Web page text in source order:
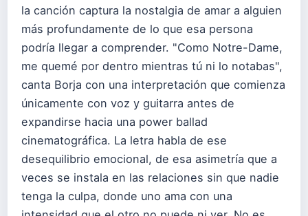
la canción captura la nostalgia de amar a alguien
más profundamente de lo que esa persona
podría llegar a comprender. "Como Notre-Dame,
me quemé por dentro mientras tú ni lo notabas",
canta Borja con una interpretación que comienza
únicamente con voz y guitarra antes de
expandirse hacia una power ballad
cinematográfica. La letra habla de ese
desequilibrio emocional, de esa asimetría que a
veces se instala en las relaciones sin que nadie
tenga la culpa, donde uno ama con una